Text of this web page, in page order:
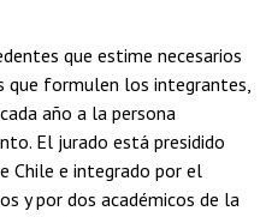
que estime necesarios
que formulen los integrantes,
año a la persona
El jurado está presidido
Chile e integrado por el
y por dos académicos de la